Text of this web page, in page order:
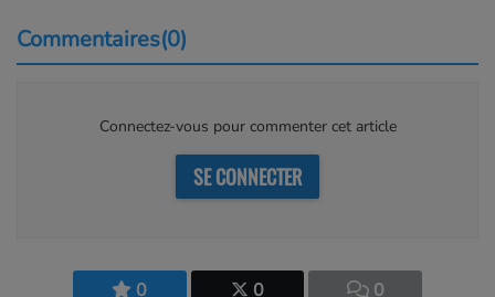
0 0 0
Commentaires(0)
Connectez-vous pour commenter cet article
SE CONNECTER